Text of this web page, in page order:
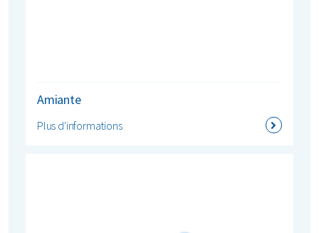
Amiante
Plus d'informations